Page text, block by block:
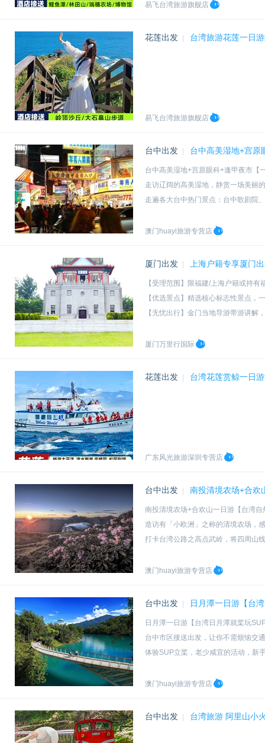
易飞台湾旅游旗舰店
花莲出发 台湾旅游花莲一日
易飞台湾旅游旗舰店
台中出发 台中高美湿地+宫原
台中高美湿地+宫原眼科+逢甲夜市【
走访辽阔的高美湿地，静赏一场美丽
走遍各大台中热门景点：台中歌剧院
澳门huayi旅游专营店
厦门出发 上海户籍专享厦门
【受理范围】限福建/上海户籍或持有
【优选景点】精选核心标志性景点，
【无忧出行】金门当地导游带游讲解
厦门万里行国际
花莲出发 台湾花莲赏鲸一日
广东风光旅游深圳专营店
台中出发 南投清境农场+合欢
南投清境农场+合欢山一日游【台湾自
造访有「小欧洲」之称的清境农场，
打卡台湾公路之高点武岭，将四周山
澳门huayi旅游专营店
台中出发 日月潭一日游【台
日月潭一日游【台湾日月潭就桨玩
台中市区接送出发，让你不需烦恼交
体验SUP立桨，老少咸宜的活动，新
澳门huayi旅游专营店
台中出发 台湾旅游 阿里山小